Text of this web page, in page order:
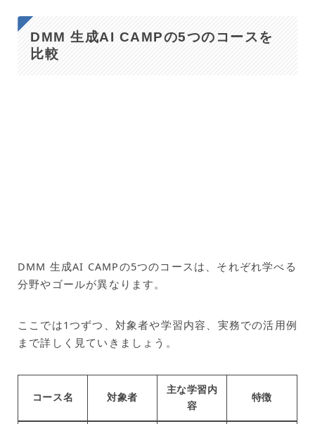
DMM 生成AI CAMPの5つのコースを
比較
DMM 生成AI CAMPの5つのコースは、それぞれ学べる
分野やゴールが異なります。
ここでは1つずつ、対象者や学習内容、実務での活用例
まで詳しく見ていきましょう。
コース名 対象者
主な学習内
容
特徴